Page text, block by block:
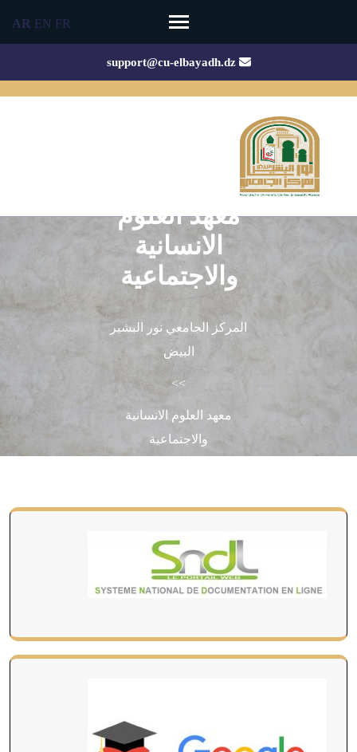
(Press
support@cu-elbayadh.dz
معهد العلوم
الانسانية
والاجتماعية
المركز الجامعي نور البشير
البيض
>>
معهد العلوم الانسانية
والاجتماعية
AR EN FR